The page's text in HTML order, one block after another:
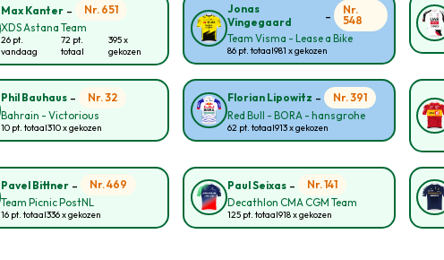
Max Kanter -
Nr. 651
XDS Astana Team
26 pt.
vandaag
72 pt.
totaal
395 x
gekozen
Jonas
Vingegaard
-
Nr.
548
Team Visma - Lease a Bike
86 pt. totaal981 x gekozen
Phil Bauhaus -
Nr. 32
Bahrain - Victorious
10 pt. totaal310 x gekozen
Florian Lipowitz -
Nr. 391
Red Bull - BORA - hansgrohe
62 pt. totaal913 x gekozen
Pavel Bittner -
Nr. 469
Team Picnic PostNL
16 pt. totaal336 x gekozen
Paul Seixas-
Nr. 141
Decathlon CMA CGM Team
125 pt. totaal918 x gekozen